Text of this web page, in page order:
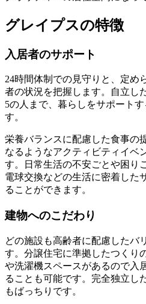
グレイプスの特徴
入居者のサポート
24時間体制での見守りと、定め
者の状況を把握します。
自立し
5の人まで、暮らしをサポート
す。
栄養バランスに配慮した食事の
なるようなアクティビティイベ
す。日常生活の不安ごとや困り
電球交換などの生活に密着した
ることができます。
建物へのこだわり
どの施設も高齢者に配慮したバ
す。 分譲住宅に準拠したつくり
や洗濯機スペースがあるので入
ることも可能です。完全独立し
もばっちりです。